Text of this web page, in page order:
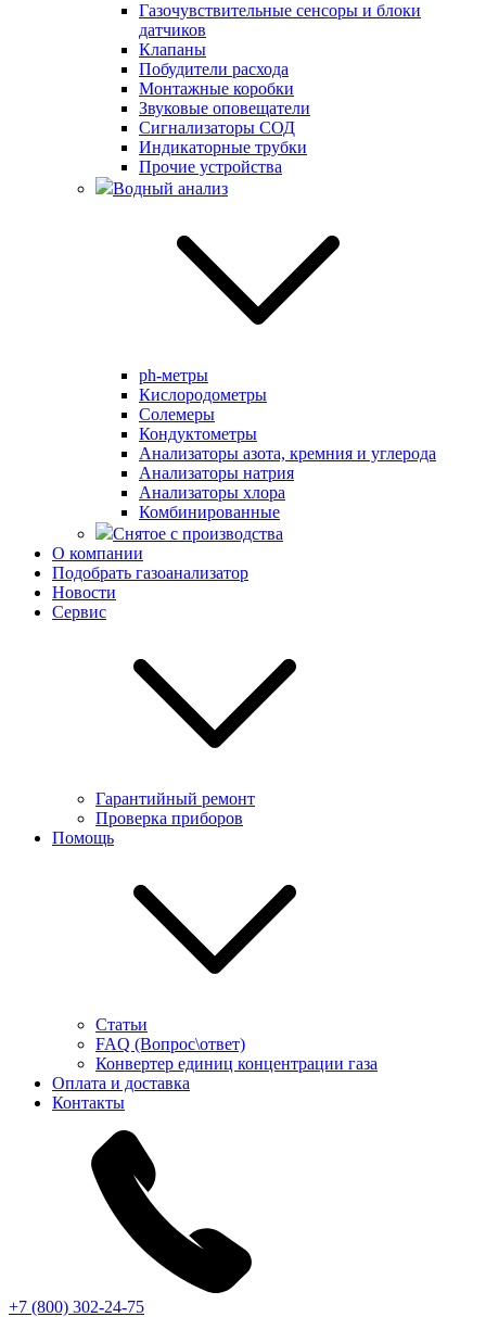
Газочувствительные сенсоры и блоки
датчиков
Клапаны
Побудители расхода
Монтажные коробки
Звуковые оповещатели
Сигнализаторы СОД
Индикаторные трубки
Прочие устройства
Водный анализ
ph-метры
Кислородометры
Солемеры
Кондуктометры
Анализаторы азота, кремния и углерода
Анализаторы натрия
Анализаторы хлора
Комбинированные
Снятое с производства
О компании
Подобрать газоанализатор
Новости
Сервис
Гарантийный ремонт
Проверка приборов
Помощь
Статьи
FAQ (Вопрос\ответ)
Конвертер единиц концентрации газа
Оплата и доставка
Контакты
+7 (800) 302-24-75